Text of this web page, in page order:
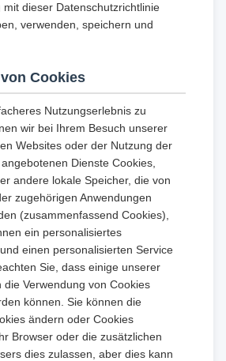
mit dieser Datenschutzrichtlinie
verwenden, speichern und
Cookies
Nutzungserlebnis zu
wir bei Ihrem Besuch unserer
Websites oder der Nutzung der
Dienste Cookies,
andere lokale Speicher, die von
zugehörigen Anwendungen
(zusammenfassend Cookies),
ein personalisiertes
einen personalisierten Service
Sie, dass einige unserer
die Verwendung von Cookies
können. Sie können die
ändern oder Cookies
Browser oder die zusätzlichen
dies zulassen, aber dies kann